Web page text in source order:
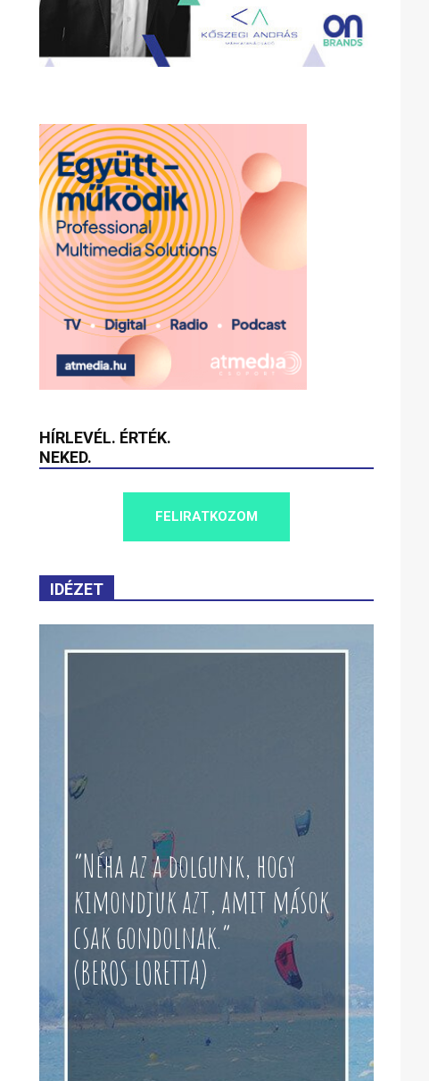
HÍRLEVÉL. ÉRTÉK.
NEKED.
FELIRATKOZOM
IDÉZET
“Néha az a dolgunk, hogy
kimondjuk azt, amit mások
csak gondolnak.”
(BEROS LORETTA)